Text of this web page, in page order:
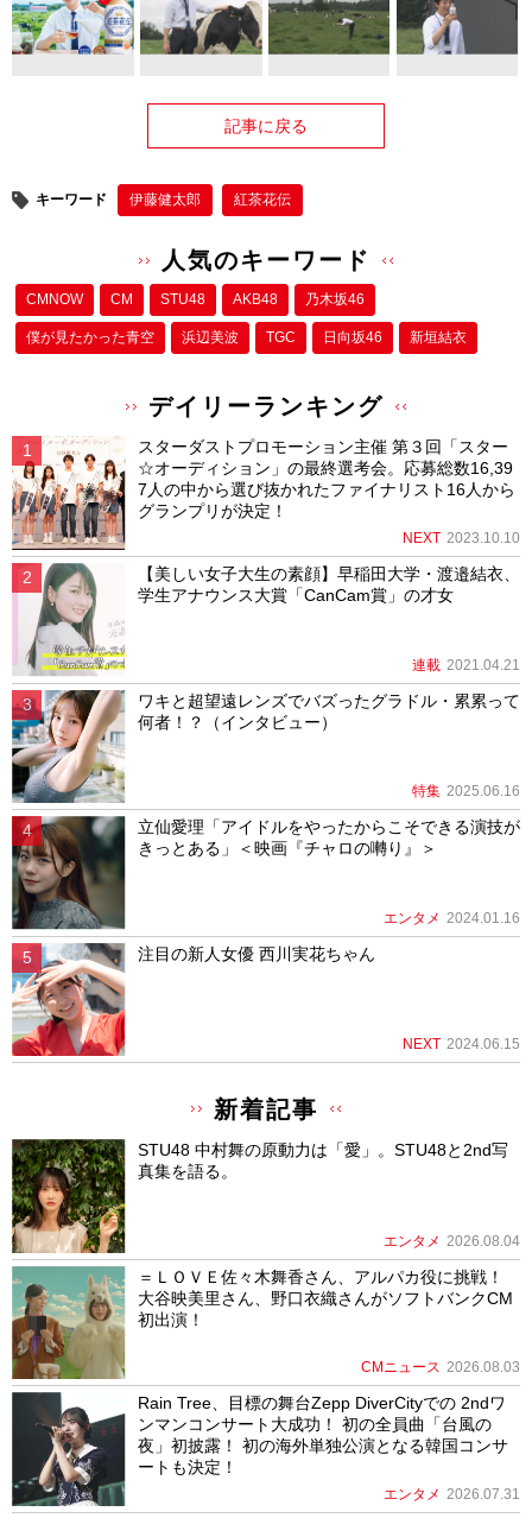
記事に戻る
キーワード 伊藤健太郎 紅茶花伝
人気のキーワード
CMNOW CM STU48 AKB48 乃木坂46
僕が⾒たかった⻘空 浜辺美波 TGC 日向坂46 新垣結衣
デイリーランキング
スターダストプロモーション主催 第３回「スター
☆オーディション」の最終選考会。応募総数16,39
7人の中から選び抜かれたファイナリスト16人から
グランプリが決定！
NEXT 2023.10.10
【美しい女子大生の素顔】早稲田大学・渡邉結衣、
学生アナウンス大賞「CanCam賞」の才女
連載 2021.04.21
ワキと超望遠レンズでバズったグラドル・累累って
何者！？（インタビュー）
特集 2025.06.16
立仙愛理「アイドルをやったからこそできる演技が
きっとある」＜映画『チャロの囀り』＞
エンタメ 2024.01.16
注目の新人女優 西川実花ちゃん
NEXT 2024.06.15
新着記事
STU48 中村舞の原動力は「愛」。STU48と2nd写
真集を語る。
エンタメ 2026.08.04
＝ＬＯＶＥ佐々木舞香さん、アルパカ役に挑戦！
大谷映美里さん、野口衣織さんがソフトバンクCM
初出演！
CMニュース 2026.08.03
Rain Tree、目標の舞台Zepp DiverCityでの 2ndワ
ンマンコンサート大成功！ 初の全員曲「台風の
夜」初披露！ 初の海外単独公演となる韓国コンサ
ートも決定！
エンタメ 2026.07.31